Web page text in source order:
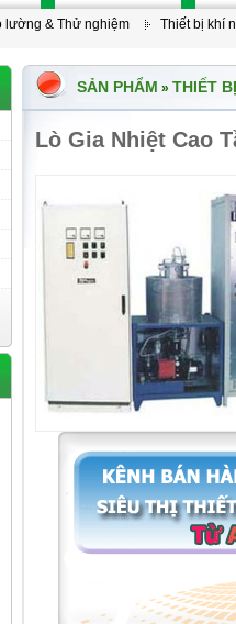
lường & Thử nghiệm Thiết bị khí
SẢN PHẨM » THIẾT
Lò Gia Nhiệt Cao